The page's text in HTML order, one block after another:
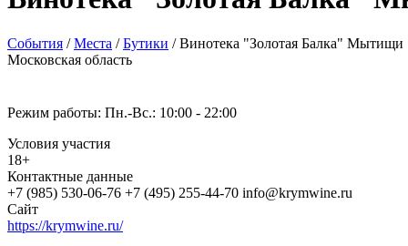
События /Места /Бутики /Винотека "Золотая Балка" Мытищи
Московская область
Режим работы: Пн.-Вс.: 10:00 - 22:00
Условия участия
18+
Контактные данные
+7 (985) 530-06-76 +7 (495) 255-44-70 info@krymwine.ru
Сайт
https://krymwine.ru/